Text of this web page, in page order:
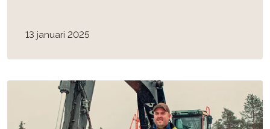
13 januari 2025